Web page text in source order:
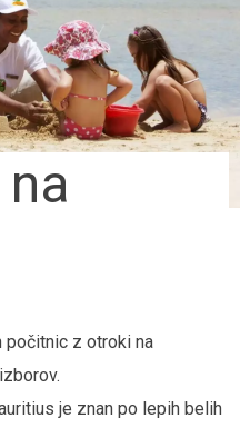
z otroki na
je znan po lepih belih